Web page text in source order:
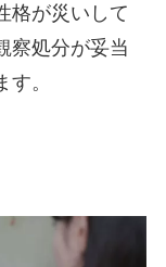
格が災いして
察処分が妥当
。